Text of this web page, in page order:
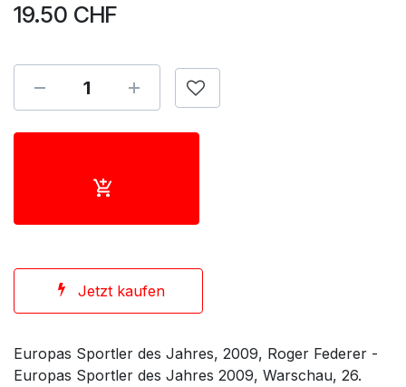
19.50 CHF
Jetzt kaufen
Europas Sportler des Jahres, 2009, Roger Federer -
Europas Sportler des Jahres 2009, Warschau, 26.